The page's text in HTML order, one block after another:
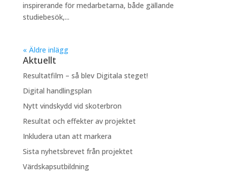
inspirerande för medarbetarna, både gällande
studiebesök,...
« Äldre inlägg
Aktuellt
Resultatfilm – så blev Digitala steget!
Digital handlingsplan
Nytt vindskydd vid skoterbron
Resultat och effekter av projektet
Inkludera utan att markera
Sista nyhetsbrevet från projektet
Värdskapsutbildning